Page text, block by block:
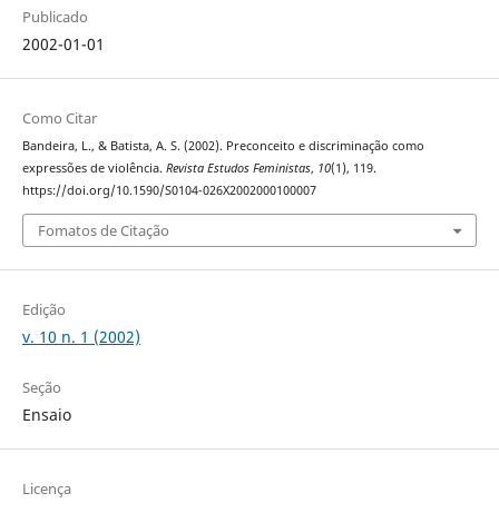
Publicado
2002-01-01
Como Citar
Bandeira, L., & Batista, A. S. (2002). Preconceito e discriminação como
expressões de violência. Revista Estudos Feministas, 10(1), 119.
https://doi.org/10.1590/S0104-026X2002000100007
Fomatos de Citação
Edição
v. 10 n. 1 (2002)
Seção
Ensaio
Licença